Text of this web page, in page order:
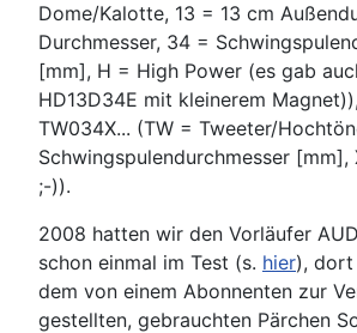
Dome/Kalotte, 13 = 13 cm
Durchmesser, 34 =
[mm], H = High Power (es gab
HD13D34E mit kleinerem
TW034X... (TW = Tweeter/
Schwingspulendurchmesser [mm],
;-)).
2008 hatten wir den Vorläufer
schon einmal im Test (s. hier), dort
dem von einem Abonnenten zur
gestellten, gebrauchten Pärchen